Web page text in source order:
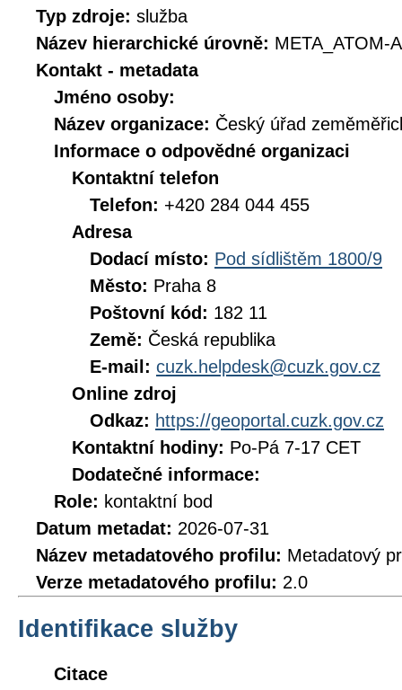
Typ zdroje: služba
Název hierarchické úrovně: META_ATOM-
Kontakt - metadata
Jméno osoby:
Název organizace: Český úřad
Informace o odpovědné organizaci
Kontaktní telefon
Telefon: +420 284 044 455
Adresa
Dodací místo: Pod sídlištěm 1800/9
Město: Praha 8
Poštovní kód: 182 11
Země: Česká republika
E-mail: cuzk.helpdesk@cuzk.gov.cz
Online zdroj
Odkaz: https://geoportal.cuzk.gov.cz
Kontaktní hodiny: Po-Pá 7-17 CET
Dodatečné informace:
Role: kontaktní bod
Datum metadat: 2026-07-31
Název metadatového profilu: Metadatový
Verze metadatového profilu: 2.0
Identifikace služby
Citace